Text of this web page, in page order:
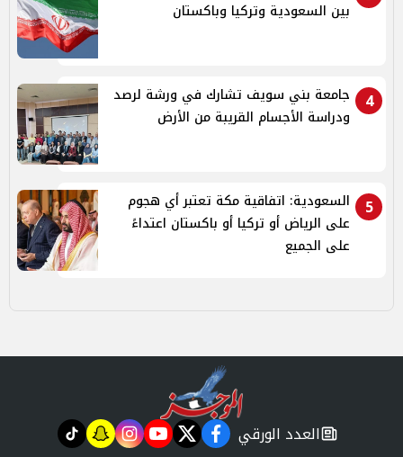
بين السعودية وتركيا وباكستان
4
جامعة بني سويف تشارك في ورشة لرصد
ودراسة الأجسام القريبة من الأرض
5
السعودية: اتفاقية مكة تعتبر أي هجوم
على الرياض أو تركيا أو باكستان اعتداءً
على الجميع
newspaper
العدد الورقي facebook
twitter
youtube
instagram
snapchat
tiktok